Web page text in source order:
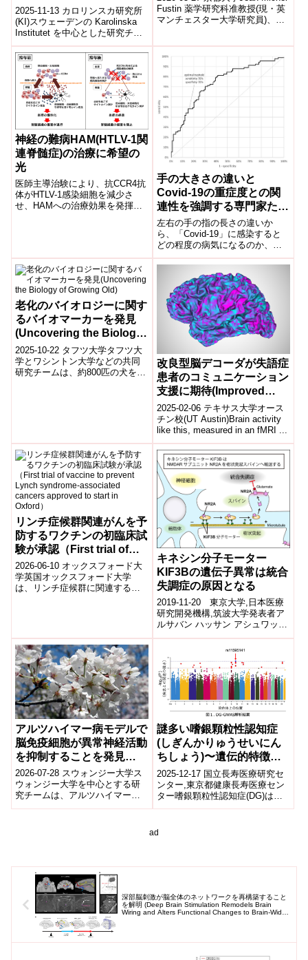
suicide risk in
depression)
2025-11-13 カロリンスカ研究所
(KI)スウェーデンの Karolinska
Institutet を中心とした研究チー
ムは、150,000人以上のうつ...
Fustin 薬学研究科准教授(現・英
マンチェスター大学研究員)、岡
神経の難病HAM(HTLV-1関
連脊髄症)の治療に希望の
光
医師主導治験により、抗CCR4抗
体がHTLV-1感染細胞を減少さ
せ、HAMへの治療効果を発揮す
手の大きさの違いと
Covid-19の重症度との関
連性を強調する専門家たち
(Experts highlight link
between hand size
difference and Covid-19
severity)
左右の手の指の長さの違いか
ら、「Covid-19」に感染すると
どの程度の病気になるのか、重
要な情報が得られるかもしれな
い。The difference in f...
老化のバイオロジーに関す
るバイオマーカーを発見
(Uncovering the Biology
of Growing Old)
2025-10-22 タフツ大学タフツ大
学とワシントン大学などの共同
研究チームは、約800匹の犬を対
改良型脳デコーダが失語症
患者のコミュニケーション
支援に期待(Improved
Brain Decoder Holds
Promise for
Communication in
People With Aphasia)
2025-02-06 テキサス大学オース
チン校(UT Austin)Brain activity
like this, measured in an fMRI ...
リンチ症候群関連がんを予
防するワクチンの初臨床試
験が承認（First trial of
vaccine to prevent Lynch
syndrome-associated
cancers approved to
2026-06-10 オックスフォード大
学英国オックスフォード大学
は、リンチ症候群に関連するが
キネシン分子モーター
KIF3Bの遺伝子異常は統合
失調症の原因となる
2019-11-20 東京大学,日本医療
研究開発機構,筑波大学発表者ア
ルサバン ハッサン アシュワック
（研究当時：東京大学大学院医
学系研究科 分子細胞生物学専
攻...
アルツハイマー病モデルで
脳免疫細胞が異常神経活動
を抑制することを発見
（Study finds brain
immune cells help limit
abnormal activity in
Alzheimer’s disease
2026-07-28 スウォンジー大学ス
ウォンジー大学を中心とする研
究チームは、アルツハイマー病
モデルにおいて、脳の免疫細胞
謎多い嗜銀顆粒性認知症
(しぎんかりゅうせいにん
ちしょう)〜遺伝的特徴が
明らかに
2025-12-17 国立長寿医療研究セ
ンター,東京都健康長寿医療セン
ター嗜銀顆粒性認知症(DG)は病
態や原因が十分に解明されてい
は、...
ad
深部脳刺激が脳全体のネットワークを再構築すること
を解明 (Deep Brain Stimulation Remodels Brain
Wiring and Alters Functional Changes to Brain-Wide